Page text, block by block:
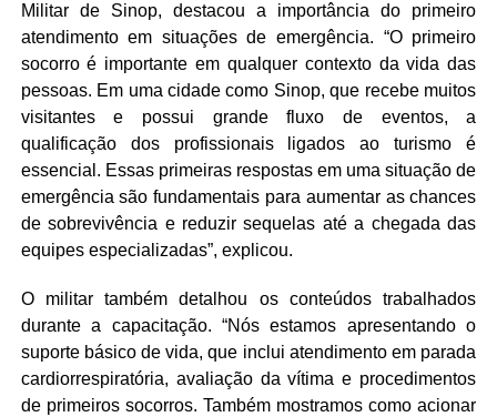
Militar de Sinop, destacou a importância do primeiro
atendimento em situações de emergência. “O primeiro
socorro é importante em qualquer contexto da vida das
pessoas. Em uma cidade como Sinop, que recebe muitos
visitantes e possui grande fluxo de eventos, a
qualificação dos profissionais ligados ao turismo é
essencial. Essas primeiras respostas em uma situação de
emergência são fundamentais para aumentar as chances
de sobrevivência e reduzir sequelas até a chegada das
equipes especializadas”, explicou.
O militar também detalhou os conteúdos trabalhados
durante a capacitação. “Nós estamos apresentando o
suporte básico de vida, que inclui atendimento em parada
cardiorrespiratória, avaliação da vítima e procedimentos
de primeiros socorros. Também mostramos como acionar